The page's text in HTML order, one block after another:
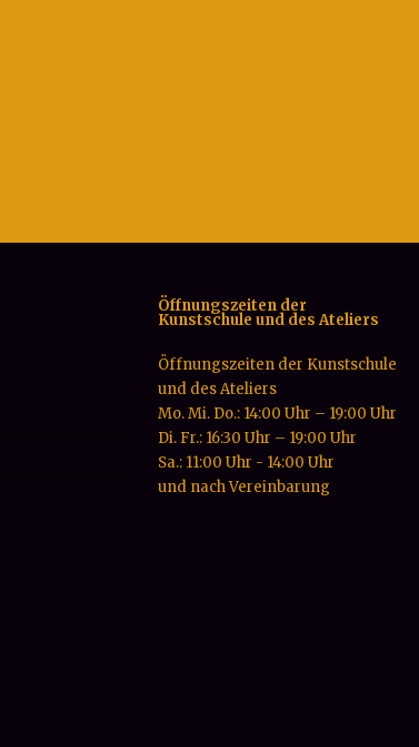
Öffnungszeiten der
Kunstschule und des Ateliers
Öffnungszeiten der Kunstschule
und des Ateliers
Mo. Mi. Do.: 14:00 Uhr – 19:00 Uhr
Di. Fr.: 16:30 Uhr – 19:00 Uhr
Sa.: 11:00 Uhr - 14:00 Uhr
und nach Vereinbarung